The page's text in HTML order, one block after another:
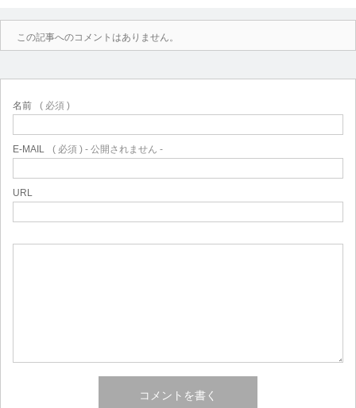
この記事へのコメントはありません。
名前 ( 必須 )
E-MAIL ( 必須 ) - 公開されません -
URL